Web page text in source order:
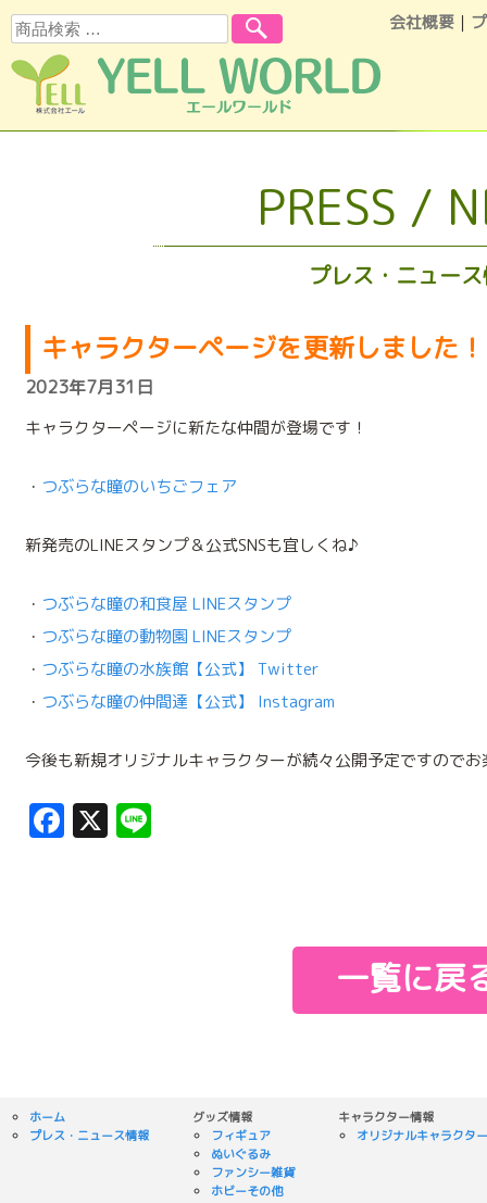
会社概要 ｜
検索
PRESS /
プレス・ニュー
キャラクターページを更新しました！
2023年7月31日
キャラクターページに新たな仲間が登場です！
・ つぶらな瞳のいちごフェア
新発売のLINEスタンプ＆公式SNSも宜しくね♪
・ つぶらな瞳の和食屋 LINEスタンプ
・ つぶらな瞳の動物園 LINEスタンプ
・ つぶらな瞳の水族館【公式】 Twitter
・ つぶらな瞳の仲間達【公式】 Instagram
今後も新規オリジナルキャラクターが続々公開予定ですのでお
Facebook
X Line
一覧に戻
ホーム
プレス・ニュース情報
グッズ情報
フィギュア
ぬいぐるみ
ファンシー雑貨
ホビーその他
キャラクター情報
オリジナルキャラクター